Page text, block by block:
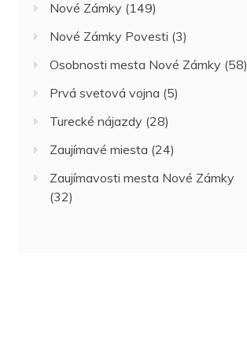
Nové Zámky (149)
Nové Zámky Povesti (3)
Osobnosti mesta Nové Zámky (58)
Prvá svetová vojna (5)
Turecké nájazdy (28)
Zaujímavé miesta (24)
Zaujímavosti mesta Nové Zámky
(32)